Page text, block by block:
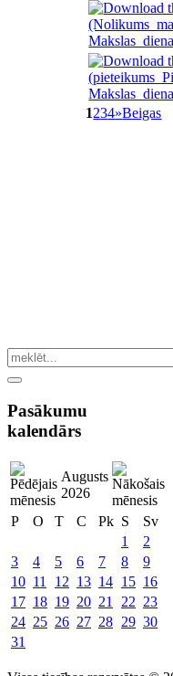
1234»Beigas
Pasākumu
kalendārs
Augusts
2026
P
O T C Pk S
Sv
1
2
3
4 5 6 7 8
9
10 11 12 13 14 15 16
17 18 19 20 21 22 23
24 25 26 27 28 29 30
31